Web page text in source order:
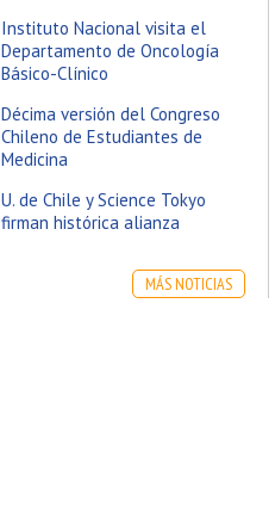
Instituto Nacional visita el
Departamento de Oncología
Básico-Clínico
Décima versión del Congreso
Chileno de Estudiantes de
Medicina
U. de Chile y Science Tokyo
firman histórica alianza
MÁS NOTICIAS